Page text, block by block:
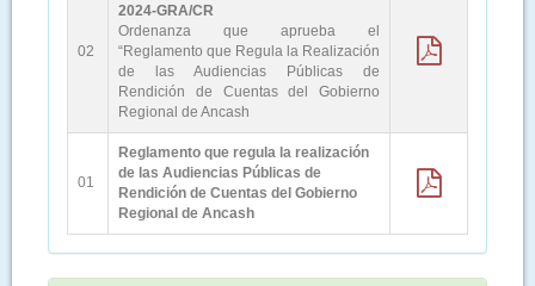
02
2024-GRA/CR
Ordenanza que aprueba el
“Reglamento que Regula la Realización
de las Audiencias Públicas de
Rendición de Cuentas del Gobierno
Regional de Ancash
01
Reglamento que regula la realización
de las Audiencias Públicas de
Rendición de Cuentas del Gobierno
Regional de Ancash